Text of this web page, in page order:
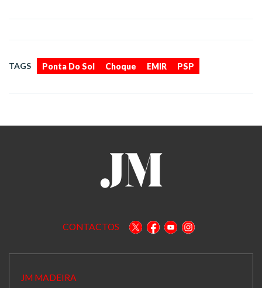
TAGS Ponta Do Sol Choque EMIR PSP
CONTACTOS
JM MADEIRA